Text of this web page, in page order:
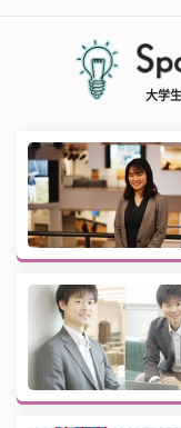
大学